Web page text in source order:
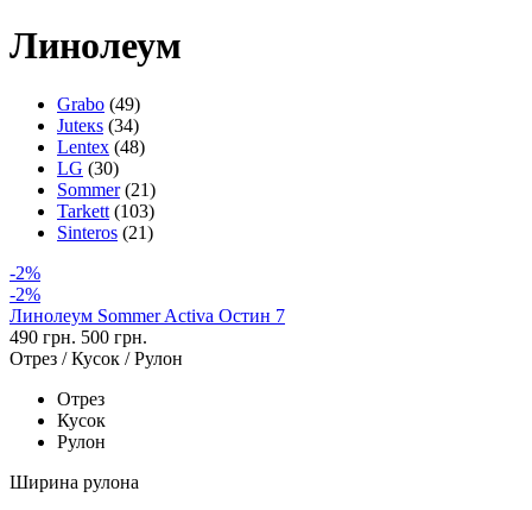
Линолеум
Grabo (49)
Juteкs (34)
Lentex (48)
LG (30)
Sommer (21)
Tarkett (103)
Sinteros (21)
-2%
-2%
Линолеум Sommer Activa Остин 7
490 грн. 500 грн.
Отрез / Кусок / Рулон
Отрез
Кусок
Рулон
Ширина рулона